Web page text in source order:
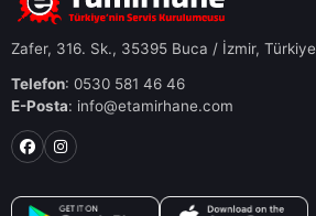
Zafer, 316. Sk., 35395 Buca / İzmir, Türkiye
Telefon: 0530 581 46 46
E-Posta: info@etamirhane.com